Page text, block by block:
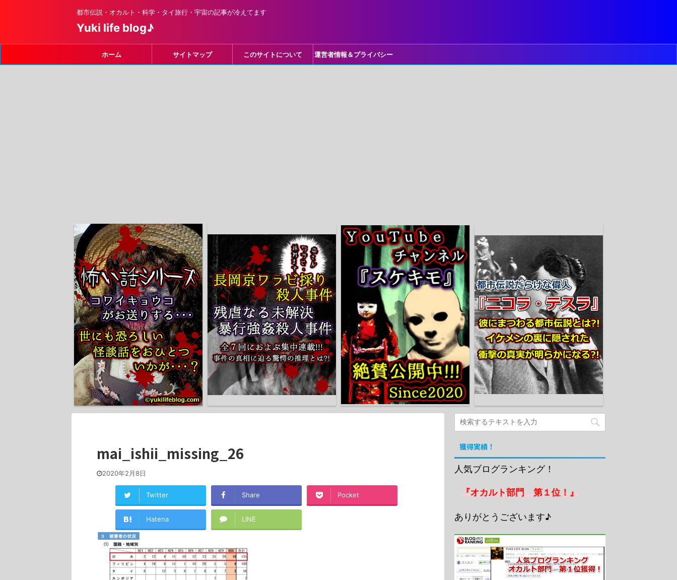
都市伝説・オカルト・科学・タイ旅行・宇宙の記事が冷えてます
Yuki life blog♪
ホーム サイトマップ このサイトについて 運営者情報＆プライバシー
mai_ishii_missing_26
2020年2月8日
Twitter Share Pocket
Hatena LINE
獲得実績！
人気ブログランキング！
『オカルト部門 第１位！』
ありがとうございます♪